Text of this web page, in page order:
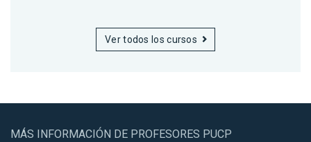
Ver todos los cursos
MÁS INFORMACIÓN DE PROFESORES PUCP